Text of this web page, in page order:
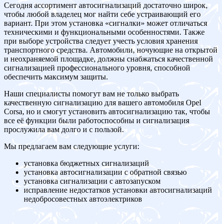
Сегодня ассортимент автосигнализаций достаточно широк,
чтобы любой владелец мог найти себе устраивающий его
вариант. При этом установка «сигналки» может отличаться
техническими и функциональными особенностями. Также
при выборе устройства следует учесть условия хранения
транспортного средства. Автомобили, ночующие на открытой
и неохраняемой площадке, должны снабжаться качественной
сигнализацией профессионального уровня, способной
обеспечить максимум защиты.
Наши специалисты помогут вам не только выбрать
качественную сигнализацию для вашего автомобиля Opel
Corsa, но и смогут установить автосигнализацию так, чтобы
все её функции были работоспособны и сигнализация
прослужила вам долго и с пользой.
Мы предлагаем вам следующие услуги:
установка бюджетных сигнализаций
установка автосигнализации с обратной связью
установка сигнализации с автозапуском
исправление недостатков установки автосигнализаций
недобросовестных автоэлектриков